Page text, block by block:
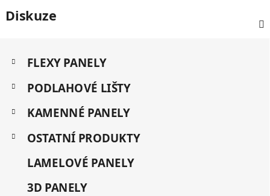
Diskuze
K
a
e
o
i
FLEXY PANELY
PODLAHOVÉ LIŠTY
KAMENNÉ PANELY
OSTATNÍ PRODUKTY
LAMELOVÉ PANELY
3D PANELY